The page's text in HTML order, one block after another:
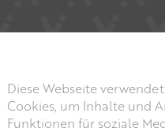
Diese Webseite
Cookies, um Inhalte und
Funktionen für soziale